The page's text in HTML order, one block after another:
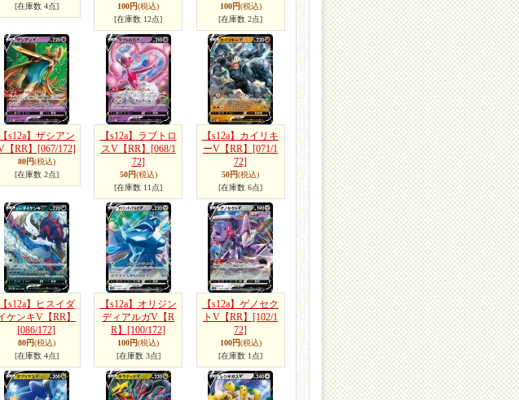
[在庫数 4点]
100円(税込)
[在庫数 12点]
100円(税込)
[在庫数 2点]
【s12a】ザシアン
【RR】
[067/172]
80円(税込)
[在庫数 2点]
【s12a】ラブトロ
スV【RR】
[068/1
72]
50円(税込)
[在庫数 11点]
【s12a】カイリキ
ーV【RR】 [071/1
72]
50円(税込)
[在庫数 6点]
【s12a】ヒスイダ
ケンキV【RR】
[086/172]
80円(税込)
[在庫数 4点]
【s12a】オリジン
ディアルガV【R
R】 [100/172]
100円(税込)
[在庫数 3点]
【s12a】ゲノセク
トV【RR】 [102/1
72]
100円(税込)
[在庫数 1点]